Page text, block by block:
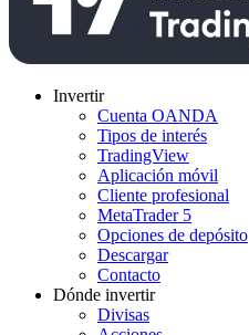
Invertir
Cuenta OANDA
Tipos de interés
TradingView
Aplicación móvil
Cliente profesional
MetaTrader 5
Opciones de depósito
Descargar
Contacto
Dónde invertir
Divisas